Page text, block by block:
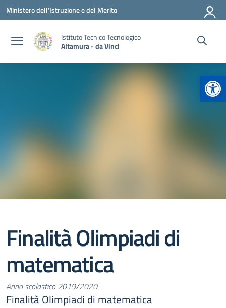
Vai ai contenuti
Vai al menu di navigazione
Vai al footer
Ministero dell'Istruzione e del Merito
Istituto Tecnico Tecnologico
Altamura - da Vinci
Finalità Olimpiadi di
matematica
Anno scolastico 2019/2020
Finalità Olimpiadi di matematica